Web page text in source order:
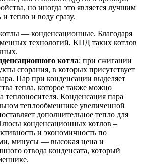
но иногда это является лучшим
тепло и воду сразу.
— конденсационные. Благодаря
технологий, КПД таких котлов
котла: при сжигании
сгорания, в которых присутствует
Пар при конденсации выделяет
тепла, которое также можно
теплоносителя. Конденсация пара
теплообменнике увеличенной
дополнительное тепло для
конденсационных котлов –
и экономичность по
минусы — высокая цена и
отвода конденсата, который